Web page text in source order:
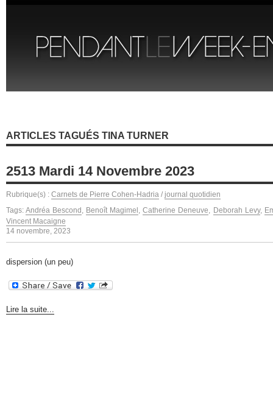
ARTICLES TAGUÉS TINA TURNER
2513 Mardi 14 Novembre 2023
Rubrique(s) : Carnets de Pierre Cohen-Hadria / journal quotidien
Tags:Andréa Bescond , Benoît Magimel ,Catherine Deneuve, Deborah Levy,
Vincent Macaigne
14 novembre, 2023
dispersion (un peu)
Lire la suite...